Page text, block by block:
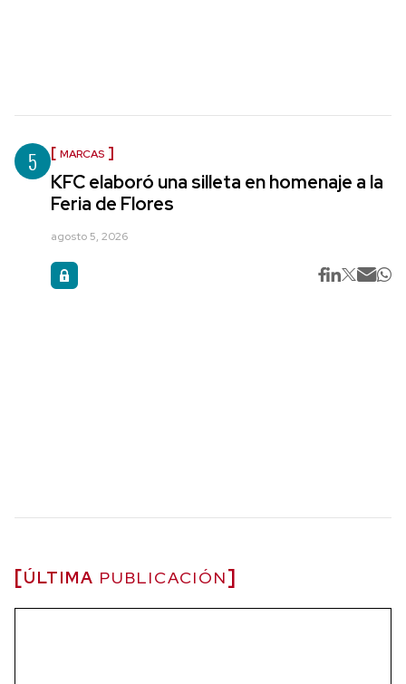
5 MARCAS
KFC elaboró una silleta en homenaje a la
Feria de Flores
agosto 5, 2026
ÚLTIMA PUBLICACIÓN